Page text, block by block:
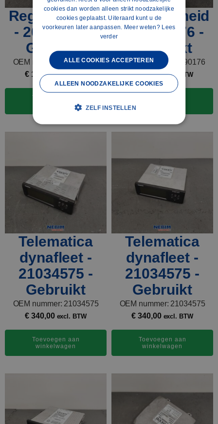
Regeleenheid
- 20890176 -
Gebruikt
OEM nummer: 20890176
€ 185,00 excl. BTW
Toevoegen aan
winkelwagen
Regeleenheid
- 20890176 -
Gebruikt
OEM nummer: 20890176
€185,00 excl. BTW
Telematica
dynafleet -
21034575 -
Gebruikt
OEM nummer: 21034575
€ 340,00 excl. BTW
Toevoegen aan
winkelwagen
Telematica
dynafleet -
21034575 -
Gebruikt
OEM nummer: 21034575
€ 340,00 excl. BTW
Toevoegen aan
winkelwagen
cookies dan worden alleen strikt noodzakelijke
cookies geplaatst. Uiteraard kunt u de
voorkeuren later aanpassen. Meer weten? Lees
verder
ALLE COOKIES ACCEPTEREN
ALLEEN NOODZAKELIJKE COOKIES
ZELF INSTELLEN